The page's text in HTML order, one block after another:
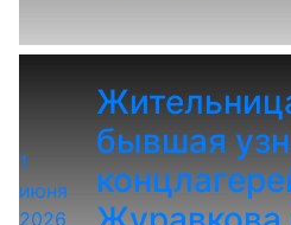
1
июня
2026
бывшая